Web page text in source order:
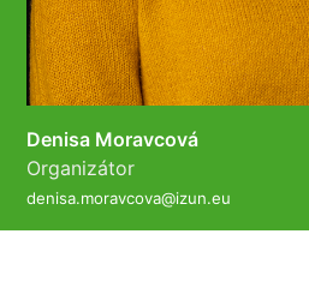
Denisa Moravcová
Organizátor
denisa.moravcova@izun.eu